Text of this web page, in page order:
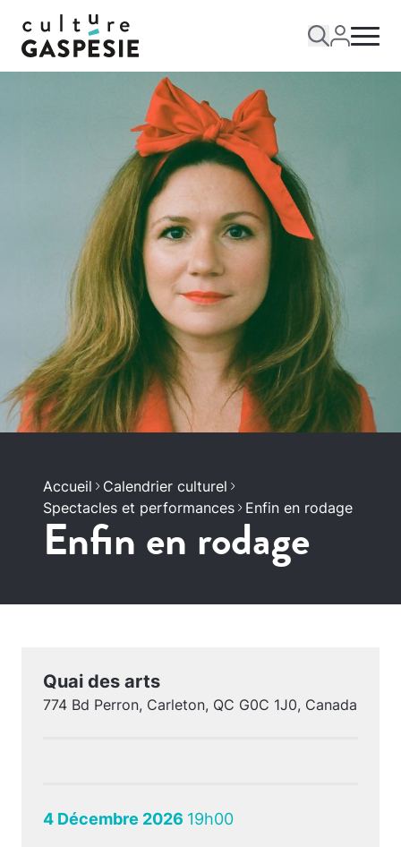
Accueil
Calendrier culturel
Spectacles et performances
Enfin en rodage
Enfin en rodage
Quai des arts
774 Bd Perron, Carleton, QC G0C 1J0, Canada
4 Décembre 2026 19h00